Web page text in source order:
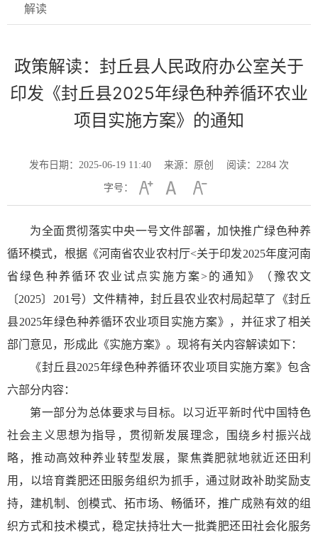
解读
政策解读：封丘县人民政府办公室关于
印发《封丘县2025年绿色种养循环农业
项目实施方案》的通知
发布日期：2025-06-19 11:40 来源：原创 阅读： 2284 次
字号：
为全面贯彻落实中央一号文件部署，加快推广绿色种养
循环模式，根据《河南省农业农村厅<关于印发2025年度河南
省绿色种养循环农业试点实施方案>的通知》（豫农文
〔2025〕201号）文件精神，封丘县农业农村局起草了《封丘
县2025年绿色种养循环农业项目实施方案》，并征求了相关
部门意见，形成此《实施方案》。现将有关内容解读如下：
《封丘县2025年绿色种养循环农业项目实施方案》包含
六部分内容：
第一部分为总体要求与目标。以习近平新时代中国特色
社会主义思想为指导，贯彻新发展理念，围绕乡村振兴战
略，推动高效种养业转型发展，聚焦粪肥就地就近还田利
用，以培育粪肥还田服务组织为抓手，通过财政补助奖励支
持，建机制、创模式、拓市场、畅循环，推广成熟有效的组
织方式和技术模式，稳定扶持壮大一批粪肥还田社会化服务